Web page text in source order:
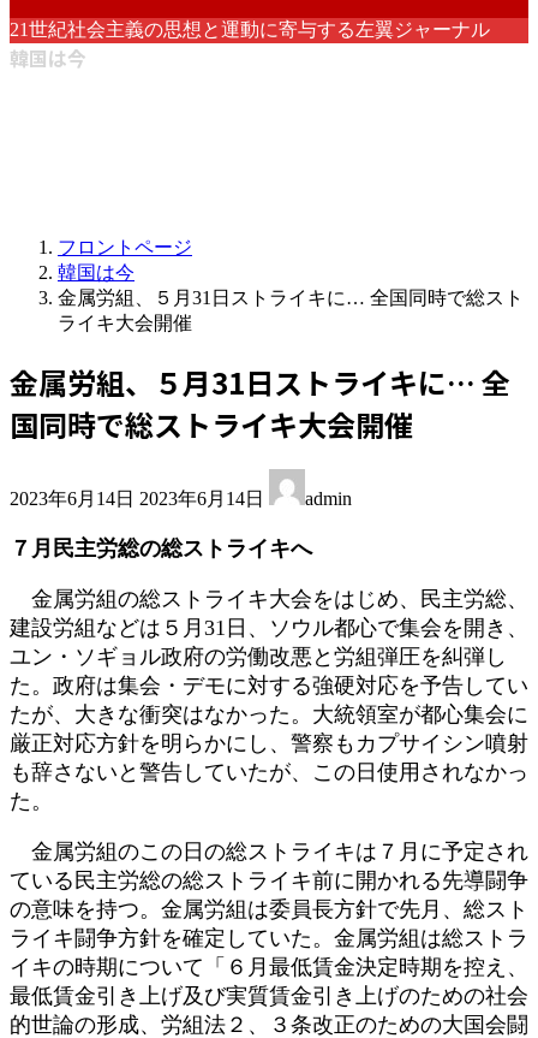
21世紀社会主義の思想と運動に寄与する左翼ジャーナル
韓国は今
フロントページ
韓国は今
金属労組、５月31日ストライキに… 全国同時で総スト
ライキ大会開催
金属労組、５月31日ストライキに… 全
国同時で総ストライキ大会開催
2023年6月14日 終
新
時
:
2023年6月14日 admin
７月民主労総の総ストライキへ
金属労組の総ストライキ大会をはじめ、民主労総、
建設労組などは５月31日、ソウル都心で集会を開き、
ユン・ソギョル政府の労働改悪と労組弾圧を糾弾し
た。政府は集会・デモに対する強硬対応を予告してい
たが、大きな衝突はなかった。大統領室が都心集会に
厳正対応方針を明らかにし、警察もカプサイシン噴射
も辞さないと警告していたが、この日使用されなかっ
た。
金属労組のこの日の総ストライキは７月に予定され
ている民主労総の総ストライキ前に開かれる先導闘争
の意味を持つ。金属労組は委員長方針で先月、総スト
ライキ闘争方針を確定していた。金属労組は総ストラ
イキの時期について「６月最低賃金決定時期を控え、
最低賃金引き上げ及び実質賃金引き上げのための社会
的世論の形成、労組法２、３条改正のための大国会闘